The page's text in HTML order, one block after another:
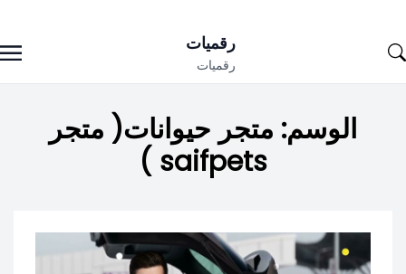
to
رقميات
رقميات
الوسم: متجر حيوانات( متجر
saifpets )